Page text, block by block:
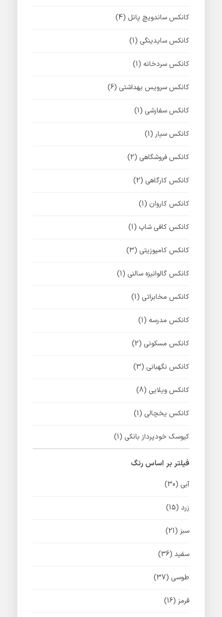
کانکس ساندویچ پانل (4)
کانکس سایدینگی (1)
کانکس سردخانه (1)
کانکس سرویس بهداشتی (6)
کانکس سفارشی (1)
کانکس سیار (1)
کانکس فروشگاهی (2)
کانکس کارگاهی (2)
کانکس کاروان (1)
کانکس کافی شاپ (1)
کانکس کامپوزیتی (3)
کانکس گالوانیزه سالنی (1)
کانکس مخابراتی (1)
کانکس مدرسه (1)
کانکس مسکونی (2)
کانکس نگهبانی (3)
کانکس ویلایی (8)
کانکس یخچالی (1)
کیوسک خودپرداز بانکی (1)
فیلتر بر اساس رنگ
آبی (30)
زرد (15)
سبز (21)
سفید (36)
طوسی (37)
قرمز (16)